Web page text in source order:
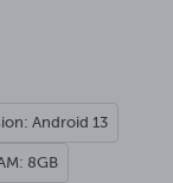
Android 13
8GB